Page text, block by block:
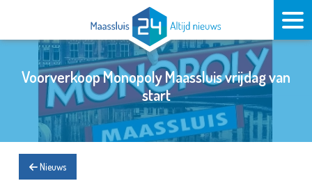
Voorverkoop Monopoly Maassluis vrijdag van
start
Nieuws